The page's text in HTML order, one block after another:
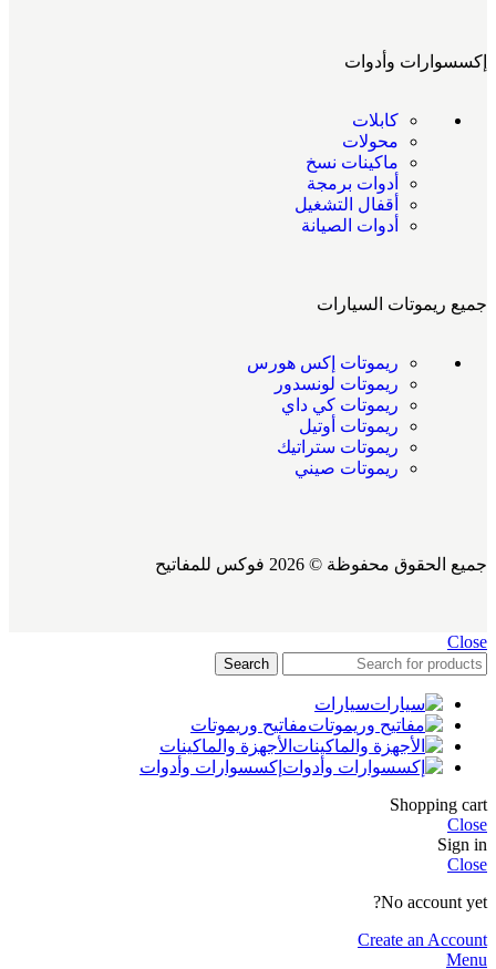
إكسسوارات وأدوات
كابلات
محولات
ماكينات نسخ
أدوات برمجة
أقفال التشغيل
أدوات الصيانة
جميع ريموتات السيارات
ريموتات إكس هورس
ريموتات لونسدور
ريموتات كي داي
ريموتات أوتيل
ريموتات ستراتيك
ريموتات صيني
جميع الحقوق محفوظة © 2026 فوكس للمفاتيح
Close
Search
سيارات
مفاتيح وريموتات
الأجهزة والماكينات
إكسسوارات وأدوات
Shopping cart
Close
Sign in
Close
No account yet?
Create an Account
Menu